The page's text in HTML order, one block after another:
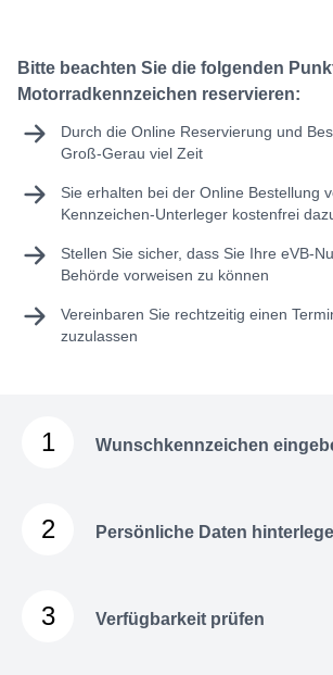
Bitte beachten Sie die folgenden
Motorradkennzeichen reservieren:
Durch die Online Reservierung und
Groß-Gerau viel Zeit
Sie erhalten bei der Online Bestellung
Kennzeichen-Unterleger kostenfrei
Stellen Sie sicher, dass Sie Ihre eVB-
Behörde vorweisen zu können
Vereinbaren Sie rechtzeitig einen
zuzulassen
1 Wunschkennzeichen
2 Persönliche Daten
3 Verfügbarkeit prüfen